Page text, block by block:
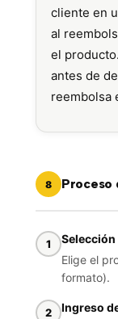
cliente en
al
el
antes de
reembolsa
8 Proceso
Elige el
formato).
Ingreso